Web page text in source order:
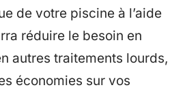
de votre piscine à l’aide
réduire le besoin en
autres traitements lourds,
économies sur vos